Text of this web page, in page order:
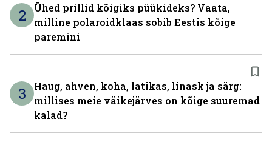
2
Ühed prillid kõigiks püükideks? Vaata,
milline polaroidklaas sobib Eestis kõige
paremini
3
Haug, ahven, koha, latikas, linask ja särg:
millises meie väikejärves on kõige suuremad
kalad?